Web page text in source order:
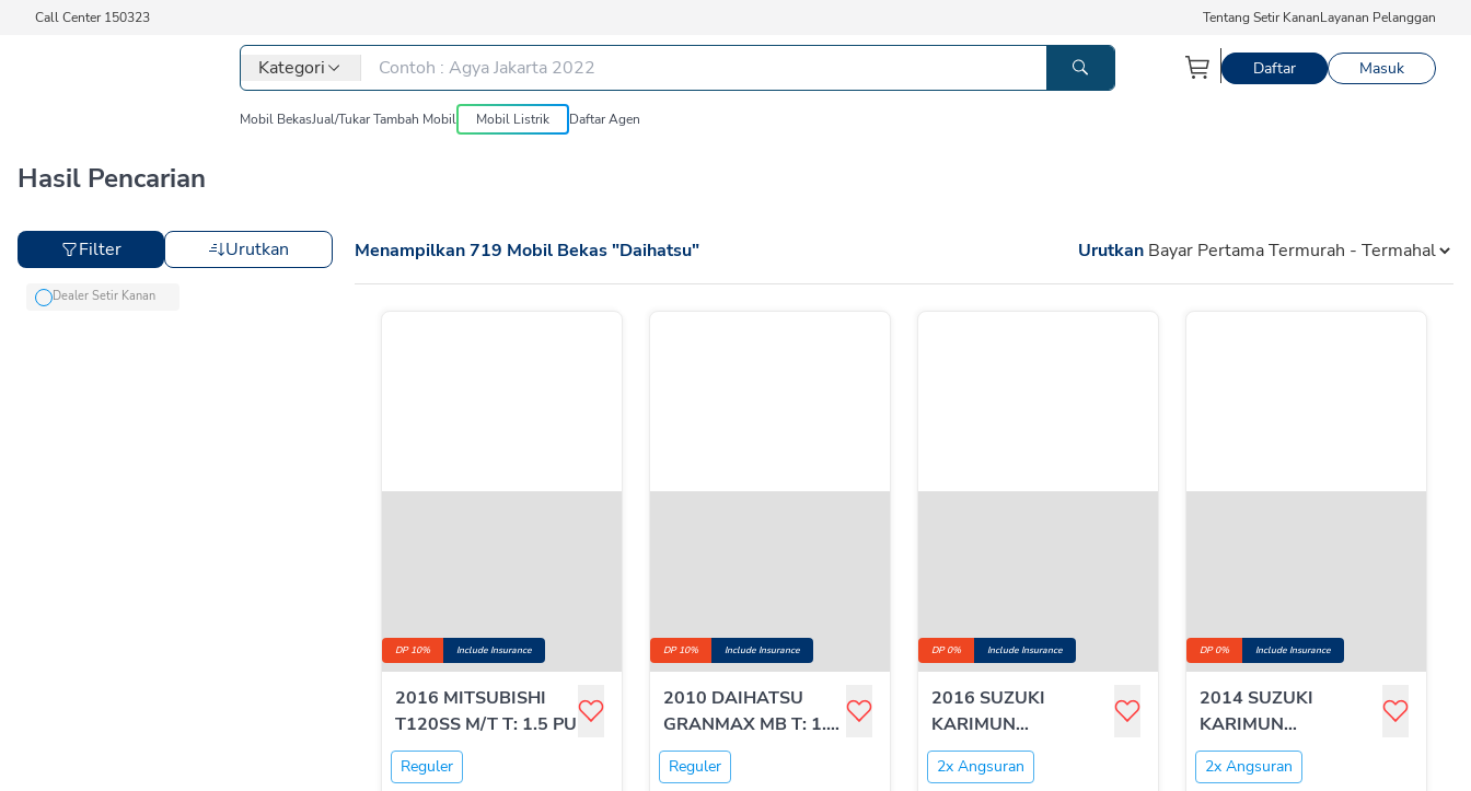
Call Center 150323 Tentang Setir KananLayanan Pelanggan
Kategori Daftar Masuk
Mobil BekasJual/Tukar Tambah Mobil Mobil Listrik Daftar Agen
Hasil Pencarian
Filter Urutkan
Dealer Setir Kanan
Menampilkan719 Mobil Bekas"Daihatsu" Urutkan
DP 10% Include Insurance
2016 MITSUBISHI
T120SS M/T T: 1.5 PU
Reguler
DP 10% Include Insurance
2010 DAIHATSU
GRANMAX MB T: 1.3
M/T
Reguler
DP 0% Include Insurance
2016 SUZUKI
KARIMUN
T:1.0WGNR GL MT
2x Angsuran
DP 0% Include Insurance
2014 SUZUKI
KARIMUN
T:1.0WGNRGS AGS
2x Angsuran